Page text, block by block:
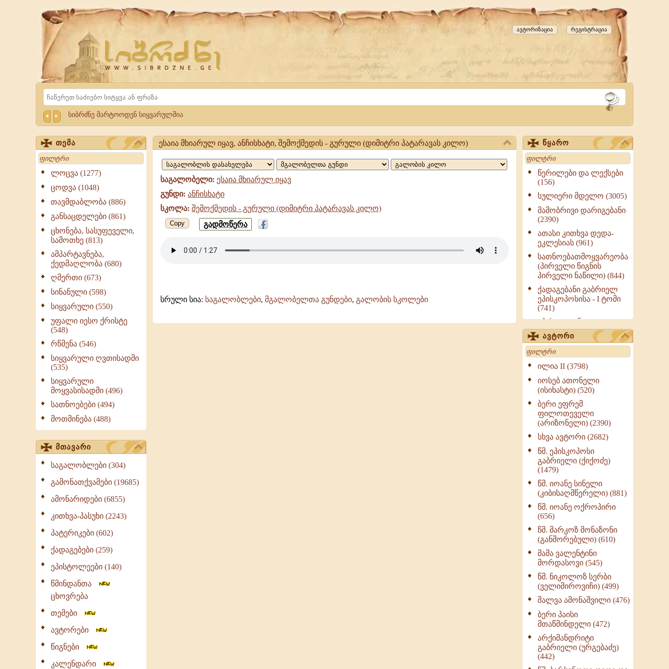
Website
Sibrdzne.ge
რეგისტრაცია
ავტორიზაცია
Search
სიბრძნე მარტოოდენ სიყვარულშია
თემა
Search
ლოცვა (1277)
ცოდვა (1048)
თავმდაბლობა (886)
განსაცდელები (861)
ცხონება, სასუფეველი,
სამოთხე (813)
ამპარტავნება,
ქედმაღლობა (680)
ღმერთი (673)
სინანული (598)
სიყვარული (550)
უფალი იესო ქრისტე
(548)
რწმენა (546)
სიყვარული ღვთისადმი
(535)
სიყვარული
მოყვასისადმი (496)
სათნოებები (494)
მოთმინება (488)
მთავარი
საგალობლები (304)
გამონათქვამები (19685)
ამონარიდები (6855)
კითხვა-პასუხი (2243)
პატერიკები (602)
ქადაგებები (259)
ეპისტოლეები (140)
წმინდანთა
ცხოვრება
თემები
ავტორები
წიგნები
კალენდარი
ესაია
მხიარულ
იყავ,
ანჩისხატი,
შემოქმედის
ესაია მხიარულ იყავ, ანჩისხატი, შემოქმედის - გურული (დიმიტრი პატარავას კილო)
საგალობელი: ესაია მხიარულ იყავ
გუნდი: ანჩისხატი
სკოლა: შემოქმედის - გურული (დიმიტრი პატარავას კილო)
Copy გადმოწერა
სრული სია: საგალობლები, მგალობელთა გუნდები, გალობის სკოლები
წყარო
Search
წერილები და ლექსები
(156)
სულიერი მდელო (3005)
მამობრივი დარიგებანი
(2390)
ათასი კითხვა დედა-
ეკლესიას (961)
სათნოებათმოყვარეობა
(პირველი წიგნის
პირველი ნაწილი) (844)
ქადაგებანი გაბრიელ
ეპისკოპოსისა - I ტომი
(741)
ეპისტოლენი,
ქადაგებანი, სიტყვანი
(ნაწილი III) (723)
მოძღვრის ძალზე
სასარგებლო რჩევები
მრევლისათვის (545)
Wisdomge (514)
ქადაგებანი გაბრიელ
ეპისკოპოსისა - II ტომი
(370)
სულიერი ცხოვრების
სახელმძღვანელო -
ნაწილი II (369)
ღმერთი და ადამიანები
(287)
ბერის დიადემა (278)
მონაზვნური
გამოცდილების
ოთხი ასეული თავი
სიყვარულის შესახებ
(259)
ავტორი
Search
ილია II (3798)
იოსებ ათონელი
(ისიხასტი) (520)
ბერი ეფრემ
ფილოთეველი
(არიზონელი) (2390)
სხვა ავტორი (2682)
წმ. ეპისკოპოსი
გაბრიელი (ქიქოძე)
(1479)
წმ. იოანე სინელი
(კიბისაღმწერელი) (881)
წმ. იოანე ოქროპირი
(656)
წმ. მარკოზ მონაზონი
(განშორებული) (610)
მამა ვალენტინი
მორდასოვი (545)
წმ. ნიკოლოზ სერბი
(ველიმიროვიჩი) (499)
შალვა ამონაშვილი (476)
ბერი პაისი
მთაწმინდელი (472)
არქიმანდრიტი
გაბრიელი (ურგებაძე)
(442)